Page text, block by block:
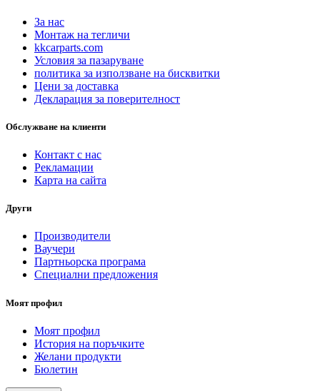
За нас
Монтаж на тегличи
kkcarparts.com
Условия за пазаруване
политика за използване на бисквитки
Цени за доставка
Декларация за поверителност
Обслужване на клиенти
Контакт с нас
Рекламации
Карта на сайта
Други
Производители
Ваучери
Партньорска програма
Специални предложения
Моят профил
Моят профил
История на поръчките
Желани продукти
Бюлетин